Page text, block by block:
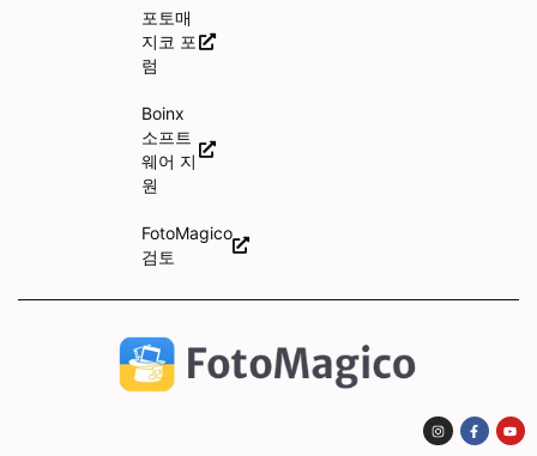
포토매
지코 포
럼
Boinx
소프트
웨어 지
원
FotoMagico
검토